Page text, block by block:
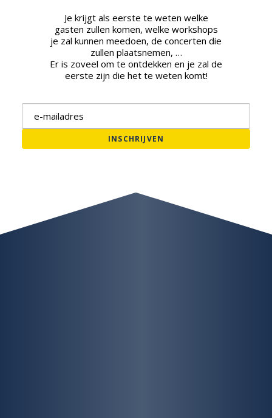
Je krijgt als eerste te weten welke
gasten zullen komen, welke workshops
je zal kunnen meedoen, de concerten die
zullen plaatsnemen, …
Er is zoveel om te ontdekken en je zal de
eerste zijn die het te weten komt!